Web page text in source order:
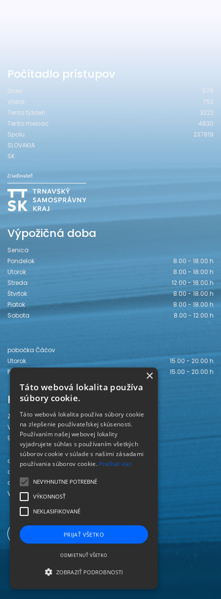
Počítadlo prístupov
Dnes
578
Včera
753
Tento týždeň
3322
Tento mesiac
4830
Spolu
237819
SLOVAKIA
SK
Výpožičná doba
Senica
Pondelok
8.00 - 18.00 h
Utorok
8.00 - 18.00 h
Streda
12.00 - 18.00 h
Štvrtok
8.00 - 18.00 h
Piatok
8.00 - 18.00 h
Sobota
8.00 - 12.00 h
pobočka Čáčov
Utorok
15.00 - 20.00 h
Piatok
15.00 - 20.00 h
Kontakt
Záhorská knižnica
Vajanského 28
905 01 Senica
odd. beletrie 034/654 3780
odd. odbornej literatúry 034/651 2710
odd. pre deti a mládež 034/654 6519
Viac kontaktov nájdete
×
Táto webová lokalita používa
súbory cookie.
Táto webová lokalita používa súbory cookie
na zlepšenie používateľskej skúsenosti.
Používaním našej webovej lokality
vyjadrujete súhlas s používaním všetkých
súborov cookie v súlade s našimi zásadami
používania súborov cookie. Prečítať viac
NEVYHNUTNE POTREBNÉ
VÝKONNOSŤ
NEKLASIFIKOVANÉ
PRIJAŤ VŠETKO
ODMIETNUŤ VŠETKO
ZOBRAZIŤ PODROBNOSTI